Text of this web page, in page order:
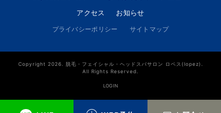
アクセス お知らせ
プライバシーポリシー サイトマップ
Copyright 2026. 脱毛・フェイシャル・ヘッドスパサロン ロペス(lopez).
All Rights Reserved.
LOGIN